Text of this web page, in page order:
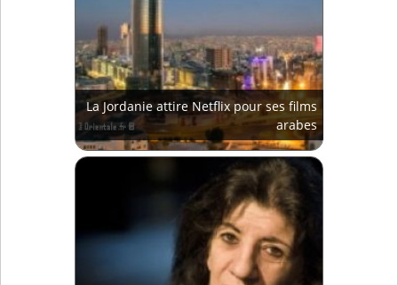
La Jordanie attire Netflix pour ses films
arabes